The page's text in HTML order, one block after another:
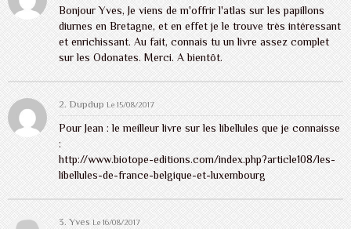
Bonjour Yves, Je viens de m'offrir l'atlas sur les papillons
diurnes en Bretagne, et en effet je le trouve très intéressant
et enrichissant. Au fait, connais tu un livre assez complet
sur les Odonates. Merci. A bientôt.
2.Dupdup Le 15/08/2017
Pour Jean : le meilleur livre sur les libellules que je connaisse
:
http://www.biotope-editions.com/index.php?article108/les-
libellules-de-france-belgique-et-luxembourg
3. YvesLe 16/08/2017